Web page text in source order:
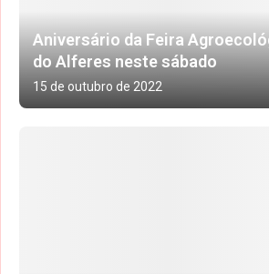
Aniversário da Feira
do Alferes neste sábado
15 de outubro de 2022